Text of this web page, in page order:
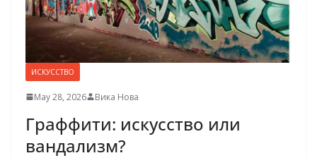
ИСКУССТВО
May 28, 2026 Вика Нова
Граффити: искусство или
вандализм?